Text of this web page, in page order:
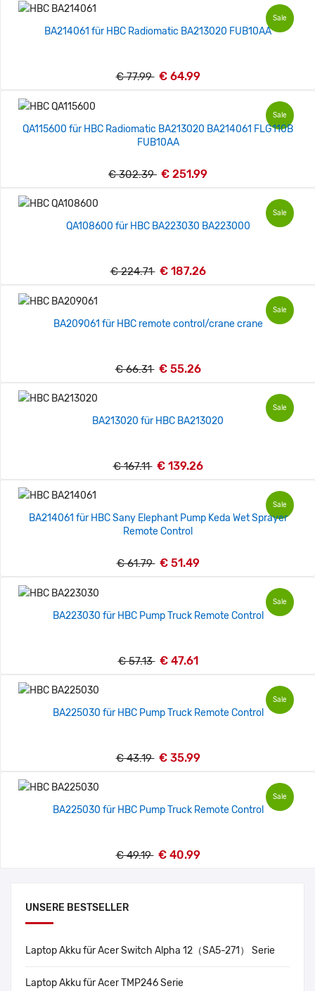
UNSERE BESTSELLER
Laptop Akku für Acer Switch Alpha 12（SA5-271） Serie
Laptop Akku für Acer TMP246 Serie
Sale
BA214061 für HBC Radiomatic BA213020 FUB10AA
€ 77.99 € 64.99
Sale
QA115600 für HBC Radiomatic BA213020 BA214061 FLG110B
FUB10AA
€ 302.39 € 251.99
Sale
QA108600 für HBC BA223030 BA223000
€ 224.71 € 187.26
Sale
BA209061 für HBC remote control/crane crane
€ 66.31 € 55.26
Sale
BA213020 für HBC BA213020
€ 167.11 € 139.26
Sale
BA214061 für HBC Sany Elephant Pump Keda Wet Sprayer
Remote Control
€ 61.79 € 51.49
Sale
BA223030 für HBC Pump Truck Remote Control
€ 57.13 € 47.61
Sale
BA225030 für HBC Pump Truck Remote Control
€ 43.19 € 35.99
Sale
BA225030 für HBC Pump Truck Remote Control
€ 49.19 € 40.99